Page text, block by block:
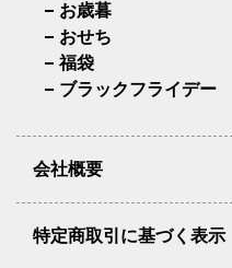
お歳暮
おせち
福袋
ブラックフライデー
会社概要
特定商取引に基づく表示